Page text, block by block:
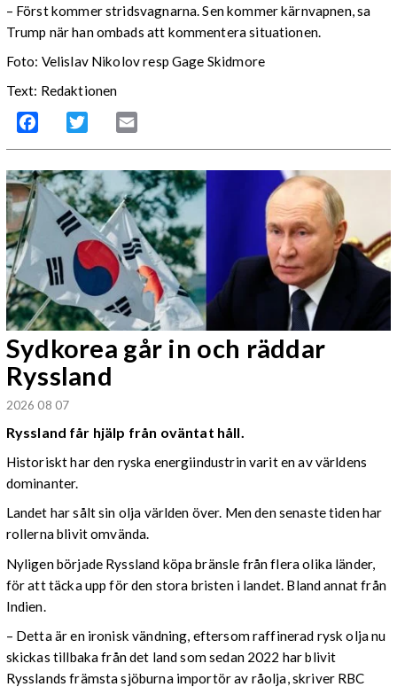
– Först kommer stridsvagnarna. Sen kommer kärnvapnen, sa
Trump när han ombads att kommentera situationen.
Foto: Velislav NikolovrespGage Skidmore
Text: Redaktionen
Facebook Twitter
Sydkorea går in och räddar
Ryssland
2026 08 07
Ryssland får hjälp från oväntat håll.
Historiskt har den ryska energiindustrin varit en av världens
dominanter.
Landet har sålt sin olja världen över. Men den senaste tiden har
rollerna blivit omvända.
Nyligen började Ryssland köpa bränsle från flera olika länder,
för att täcka upp för den stora bristen i landet. Bland annat från
Indien.
– Detta är en ironisk vändning, eftersom raffinerad rysk olja nu
skickas tillbaka från det land som sedan 2022 har blivit
Rysslands främsta sjöburna importör av råolja, skriver RBC